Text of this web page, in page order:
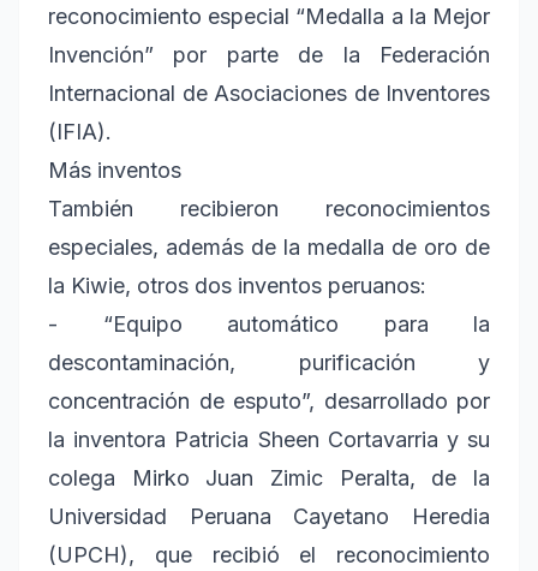
reconocimiento especial “Medalla a la Mejor
Invención” por parte de la Federación
Internacional de Asociaciones de Inventores
(IFIA).
Más inventos
También recibieron reconocimientos
especiales, además de la medalla de oro de
la Kiwie, otros dos inventos peruanos:
- “Equipo automático para la
descontaminación, purificación y
concentración de esputo”, desarrollado por
la inventora Patricia Sheen Cortavarria y su
colega Mirko Juan Zimic Peralta, de la
Universidad Peruana Cayetano Heredia
(UPCH), que recibió el reconocimiento